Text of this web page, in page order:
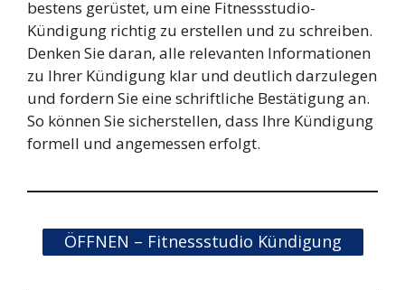
bestens gerüstet, um eine Fitnessstudio-
Kündigung richtig zu erstellen und zu schreiben.
Denken Sie daran, alle relevanten Informationen
zu Ihrer Kündigung klar und deutlich darzulegen
und fordern Sie eine schriftliche Bestätigung an.
So können Sie sicherstellen, dass Ihre Kündigung
formell und angemessen erfolgt.
ÖFFNEN – Fitnessstudio Kündigung